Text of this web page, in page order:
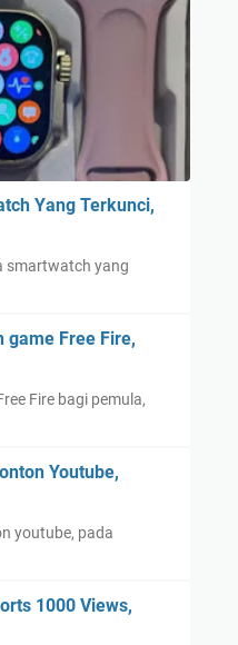
Yang Terkunci,
smartwatch yang
game Free Fire,
Fire bagi pemula,
Youtube,
youtube, pada
1000 Views,